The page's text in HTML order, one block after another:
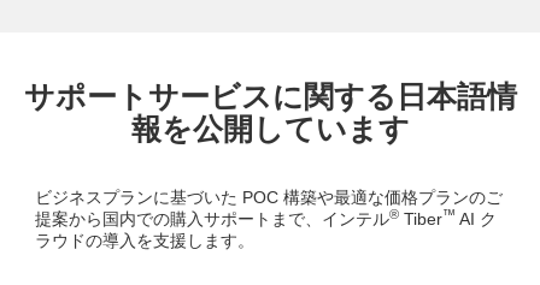
サポートサービスに関する日本語情
報を公開しています
ビジネスプランに基づいた POC 構築や最適な価格プランのご
提案から国内での購入サポートまで、インテル® Tiber™ AI ク
ラウドの導入を支援します。